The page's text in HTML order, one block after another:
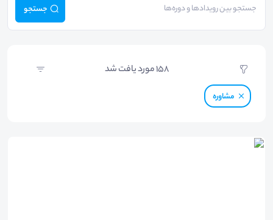
جستجو
158مورد یافت شد
مشاوره